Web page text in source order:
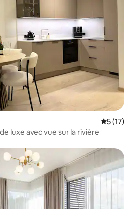
5 (17)
luxe avec vue sur la rivière